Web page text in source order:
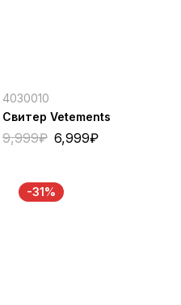
4030010
Свитер Vetements
9,999₽ 6,999₽
-31%